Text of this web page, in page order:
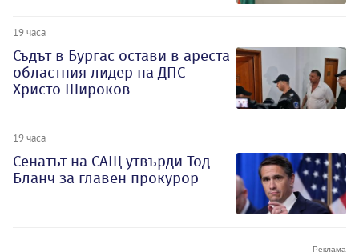
19 часа
Съдът в Бургас остави в ареста
областния лидер на ДПС
Христо Широков
19 часа
Сенатът на САЩ утвърди Тод
Бланч за главен прокурор